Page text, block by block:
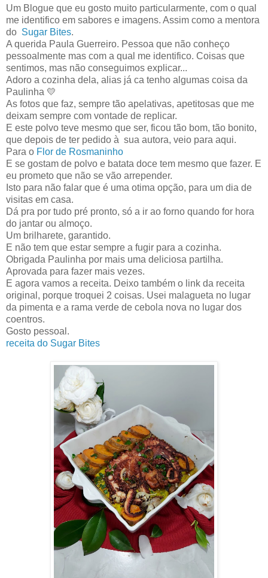
Um Blogue que eu gosto muito particularmente, com o qual
me identifico em sabores e imagens. Assim como a mentora
do Sugar Bites.
A querida Paula Guerreiro. Pessoa que não conheço
pessoalmente mas com a qual me identifico. Coisas que
sentimos, mas não conseguimos explicar...
Adoro a cozinha dela, alias já ca tenho algumas coisa da
Paulinha 💛
As fotos que faz, sempre tão apelativas, apetitosas que me
deixam sempre com vontade de replicar.
E este polvo teve mesmo que ser, ficou tão bom, tão bonito,
que depois de ter pedido à sua autora, veio para aqui.
Para o Flor de Rosmaninho
E se gostam de polvo e batata doce tem mesmo que fazer. E
eu prometo que não se vão arrepender.
Isto para não falar que é uma otima opção, para um dia de
visitas em casa.
Dá pra por tudo pré pronto, só a ir ao forno quando for hora
do jantar ou almoço.
Um brilharete, garantido.
E não tem que estar sempre a fugir para a cozinha.
Obrigada Paulinha por mais uma deliciosa partilha.
Aprovada para fazer mais vezes.
E agora vamos a receita. Deixo também o link da receita
original, porque troquei 2 coisas. Usei malagueta no lugar
da pimenta e a rama verde de cebola nova no lugar dos
coentros.
Gosto pessoal.
receita do Sugar Bites